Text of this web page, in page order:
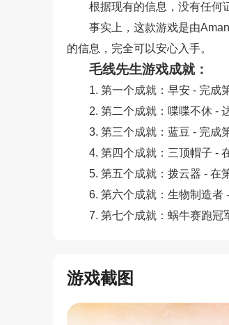
根据现有的信息，没有任何
事实上，这款游戏是由
的信息，完全可以安心入手。
毛线先生游戏成就：
1. 第一个成就：早安 - 完成
2. 第二个成就：喋喋不休 -
3. 第三个成就：蓝豆 - 完成
4. 第四个成就：三顶帽子 -
5. 第五个成就：拨云器 - 在
6. 第六个成就：生物制造者
7. 第七个成就：蜗牛赛跑冠
游戏截图